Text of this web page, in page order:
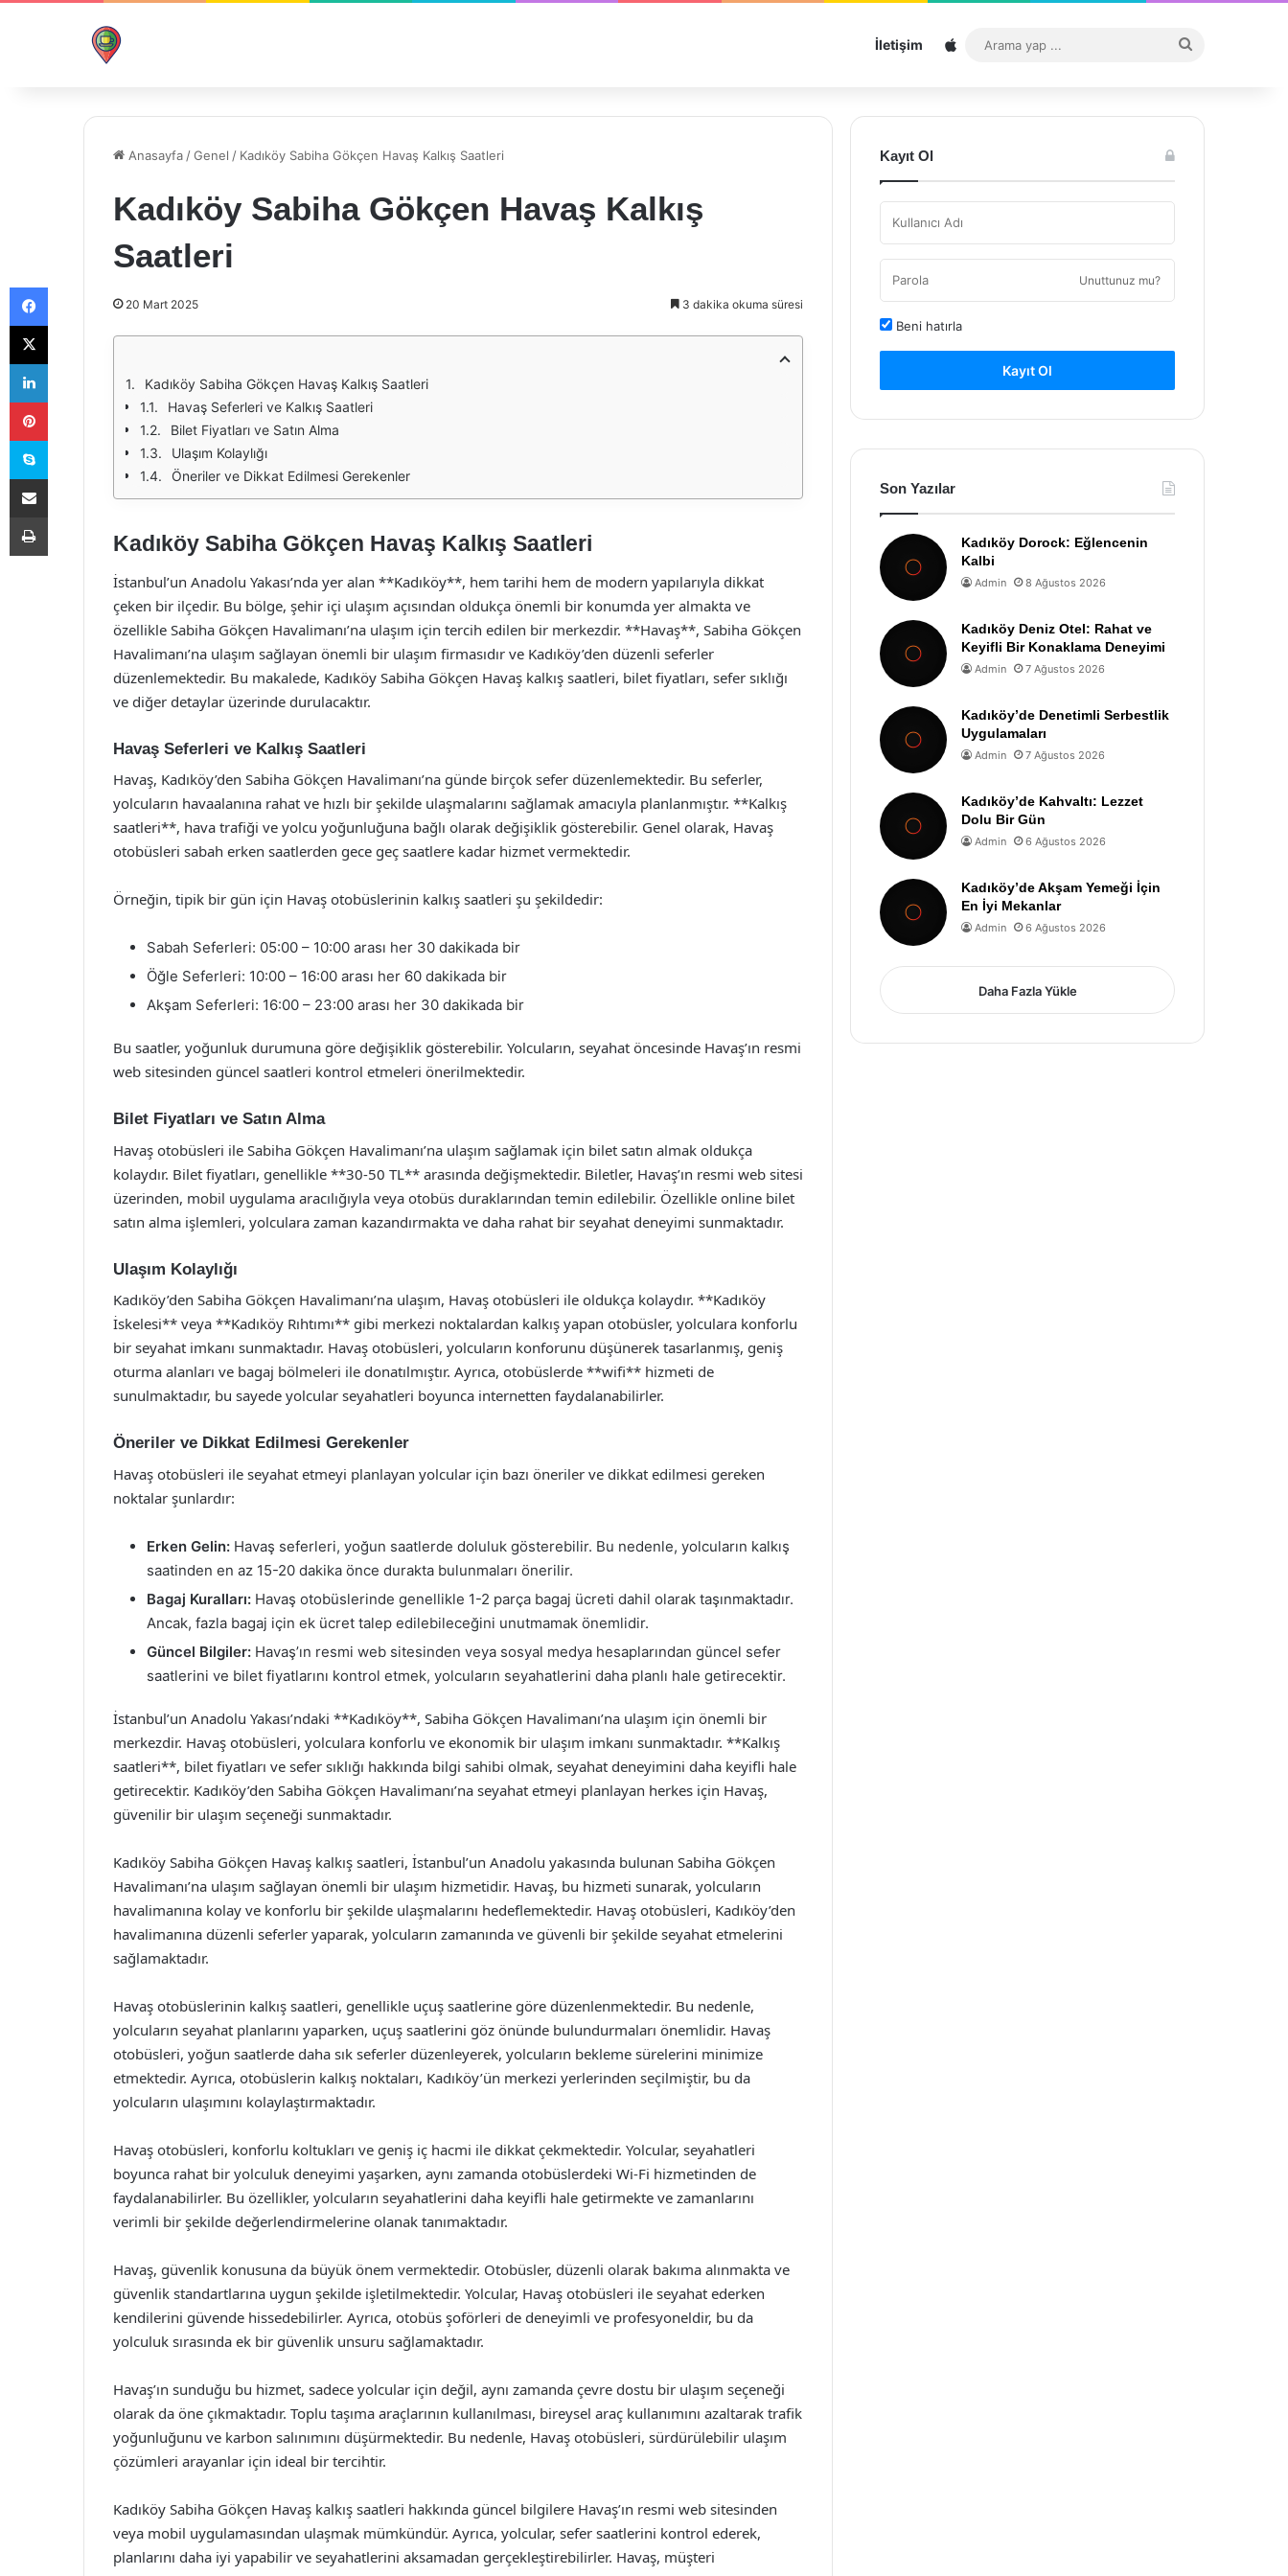
İletişim Sitemap
...
Anasayfa /Genel / Kadıköy Sabiha Gökçen Havaş Kalkış Saatleri
Kadıköy Sabiha Gökçen Havaş Kalkış
Saatleri
20 Mart 2025 3 dakika okuma süresi
Kadıköy Sabiha Gökçen Havaş Kalkış Saatleri
Havaş Seferleri ve Kalkış Saatleri
Bilet Fiyatları ve Satın Alma
Ulaşım Kolaylığı
Öneriler ve Dikkat Edilmesi Gerekenler
Kadıköy Sabiha Gökçen Havaş Kalkış Saatleri
İstanbul’un Anadolu Yakası’nda yer alan **Kadıköy**, hem tarihi hem de modern yapılarıyla dikkat
çeken bir ilçedir. Bu bölge, şehir içi ulaşım açısından oldukça önemli bir konumda yer almakta ve
özellikle Sabiha Gökçen Havalimanı’na ulaşım için tercih edilen bir merkezdir. **Havaş**, Sabiha Gökçen
Havalimanı’na ulaşım sağlayan önemli bir ulaşım firmasıdır ve Kadıköy’den düzenli seferler
düzenlemektedir. Bu makalede, Kadıköy Sabiha Gökçen Havaş kalkış saatleri, bilet fiyatları, sefer sıklığı
ve diğer detaylar üzerinde durulacaktır.
Havaş Seferleri ve Kalkış Saatleri
Havaş, Kadıköy’den Sabiha Gökçen Havalimanı’na günde birçok sefer düzenlemektedir. Bu seferler,
yolcuların havaalanına rahat ve hızlı bir şekilde ulaşmalarını sağlamak amacıyla planlanmıştır. **Kalkış
saatleri**, hava trafiği ve yolcu yoğunluğuna bağlı olarak değişiklik gösterebilir. Genel olarak, Havaş
otobüsleri sabah erken saatlerden gece geç saatlere kadar hizmet vermektedir.
Örneğin, tipik bir gün için Havaş otobüslerinin kalkış saatleri şu şekildedir:
Sabah Seferleri: 05:00 – 10:00 arası her 30 dakikada bir
Öğle Seferleri: 10:00 – 16:00 arası her 60 dakikada bir
Akşam Seferleri: 16:00 – 23:00 arası her 30 dakikada bir
Bu saatler, yoğunluk durumuna göre değişiklik gösterebilir. Yolcuların, seyahat öncesinde Havaş’ın resmi
web sitesinden güncel saatleri kontrol etmeleri önerilmektedir.
Bilet Fiyatları ve Satın Alma
Havaş otobüsleri ile Sabiha Gökçen Havalimanı’na ulaşım sağlamak için bilet satın almak oldukça
kolaydır. Bilet fiyatları, genellikle **30-50 TL** arasında değişmektedir. Biletler, Havaş’ın resmi web sitesi
üzerinden, mobil uygulama aracılığıyla veya otobüs duraklarından temin edilebilir. Özellikle online bilet
satın alma işlemleri, yolculara zaman kazandırmakta ve daha rahat bir seyahat deneyimi sunmaktadır.
Ulaşım Kolaylığı
Kadıköy’den Sabiha Gökçen Havalimanı’na ulaşım, Havaş otobüsleri ile oldukça kolaydır. **Kadıköy
İskelesi** veya **Kadıköy Rıhtımı** gibi merkezi noktalardan kalkış yapan otobüsler, yolculara konforlu
bir seyahat imkanı sunmaktadır. Havaş otobüsleri, yolcuların konforunu düşünerek tasarlanmış, geniş
oturma alanları ve bagaj bölmeleri ile donatılmıştır. Ayrıca, otobüslerde **wifi** hizmeti de
sunulmaktadır, bu sayede yolcular seyahatleri boyunca internetten faydalanabilirler.
Öneriler ve Dikkat Edilmesi Gerekenler
Havaş otobüsleri ile seyahat etmeyi planlayan yolcular için bazı öneriler ve dikkat edilmesi gereken
noktalar şunlardır:
Erken Gelin: Havaş seferleri, yoğun saatlerde doluluk gösterebilir. Bu nedenle, yolcuların kalkış
saatinden en az 15-20 dakika önce durakta bulunmaları önerilir.
Bagaj Kuralları: Havaş otobüslerinde genellikle 1-2 parça bagaj ücreti dahil olarak taşınmaktadır.
Ancak, fazla bagaj için ek ücret talep edilebileceğini unutmamak önemlidir.
Güncel Bilgiler: Havaş’ın resmi web sitesinden veya sosyal medya hesaplarından güncel sefer
saatlerini ve bilet fiyatlarını kontrol etmek, yolcuların seyahatlerini daha planlı hale getirecektir.
İstanbul’un Anadolu Yakası’ndaki **Kadıköy**, Sabiha Gökçen Havalimanı’na ulaşım için önemli bir
merkezdir. Havaş otobüsleri, yolculara konforlu ve ekonomik bir ulaşım imkanı sunmaktadır. **Kalkış
saatleri**, bilet fiyatları ve sefer sıklığı hakkında bilgi sahibi olmak, seyahat deneyimini daha keyifli hale
getirecektir. Kadıköy’den Sabiha Gökçen Havalimanı’na seyahat etmeyi planlayan herkes için Havaş,
güvenilir bir ulaşım seçeneği sunmaktadır.
Kadıköy Sabiha Gökçen Havaş kalkış saatleri, İstanbul’un Anadolu yakasında bulunan Sabiha Gökçen
Havalimanı’na ulaşım sağlayan önemli bir ulaşım hizmetidir. Havaş, bu hizmeti sunarak, yolcuların
havalimanına kolay ve konforlu bir şekilde ulaşmalarını hedeflemektedir. Havaş otobüsleri, Kadıköy’den
havalimanına düzenli seferler yaparak, yolcuların zamanında ve güvenli bir şekilde seyahat etmelerini
sağlamaktadır.
Havaş otobüslerinin kalkış saatleri, genellikle uçuş saatlerine göre düzenlenmektedir. Bu nedenle,
yolcuların seyahat planlarını yaparken, uçuş saatlerini göz önünde bulundurmaları önemlidir. Havaş
otobüsleri, yoğun saatlerde daha sık seferler düzenleyerek, yolcuların bekleme sürelerini minimize
etmektedir. Ayrıca, otobüslerin kalkış noktaları, Kadıköy’ün merkezi yerlerinden seçilmiştir, bu da
yolcuların ulaşımını kolaylaştırmaktadır.
Havaş otobüsleri, konforlu koltukları ve geniş iç hacmi ile dikkat çekmektedir. Yolcular, seyahatleri
boyunca rahat bir yolculuk deneyimi yaşarken, aynı zamanda otobüslerdeki Wi-Fi hizmetinden de
faydalanabilirler. Bu özellikler, yolcuların seyahatlerini daha keyifli hale getirmekte ve zamanlarını
verimli bir şekilde değerlendirmelerine olanak tanımaktadır.
Havaş, güvenlik konusuna da büyük önem vermektedir. Otobüsler, düzenli olarak bakıma alınmakta ve
güvenlik standartlarına uygun şekilde işletilmektedir. Yolcular, Havaş otobüsleri ile seyahat ederken
kendilerini güvende hissedebilirler. Ayrıca, otobüs şoförleri de deneyimli ve profesyoneldir, bu da
yolculuk sırasında ek bir güvenlik unsuru sağlamaktadır.
Havaş’ın sunduğu bu hizmet, sadece yolcular için değil, aynı zamanda çevre dostu bir ulaşım seçeneği
olarak da öne çıkmaktadır. Toplu taşıma araçlarının kullanılması, bireysel araç kullanımını azaltarak trafik
yoğunluğunu ve karbon salınımını düşürmektedir. Bu nedenle, Havaş otobüsleri, sürdürülebilir ulaşım
çözümleri arayanlar için ideal bir tercihtir.
Kadıköy Sabiha Gökçen Havaş kalkış saatleri hakkında güncel bilgilere Havaş’ın resmi web sitesinden
veya mobil uygulamasından ulaşmak mümkündür. Ayrıca, yolcular, sefer saatlerini kontrol ederek,
planlarını daha iyi yapabilir ve seyahatlerini aksamadan gerçekleştirebilirler. Havaş, müşteri
Kayıt Ol
Unuttunuz mu?
Beni hatırla
Kayıt Ol
Son Yazılar
Kadıköy Dorock: Eğlencenin
Kalbi
Admin 8 Ağustos 2026
Kadıköy Deniz Otel: Rahat ve
Keyifli Bir Konaklama Deneyimi
Admin 7 Ağustos 2026
Kadıköy’de Denetimli Serbestlik
Uygulamaları
Admin 7 Ağustos 2026
Kadıköy’de Kahvaltı: Lezzet
Dolu Bir Gün
Admin 6 Ağustos 2026
Kadıköy’de Akşam Yemeği İçin
En İyi Mekanlar
Admin 6 Ağustos 2026
Daha Fazla Yükle
Facebook
X
LinkedIn
Pinterest
Skype
E-Posta ile paylaş